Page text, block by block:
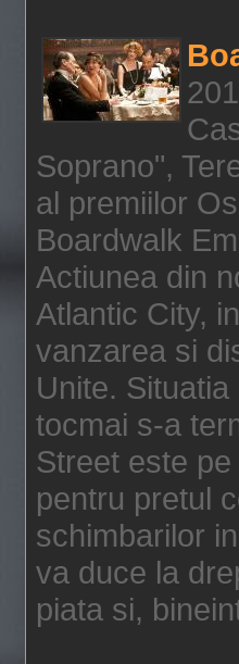
Soprano",
al premiilor
Boardwalk
Actiunea din
Atlantic City,
vanzarea si
Unite.
tocmai s-a
Street este
pentru pretul
schimbarilor
va duce la
piata si,